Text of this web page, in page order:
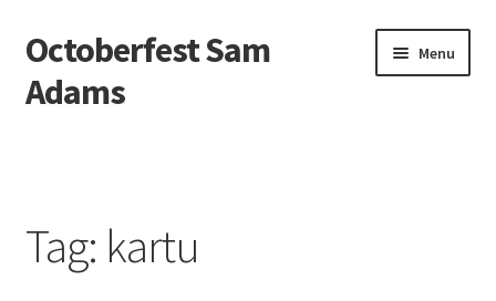
Skip
to
navigation
Skip
to
content
Octoberfest Sam
Adams
Menu
Contact us
Tag: kartu